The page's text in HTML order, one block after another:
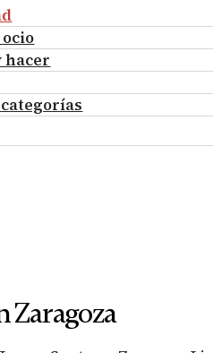
hacer
Zaragoza